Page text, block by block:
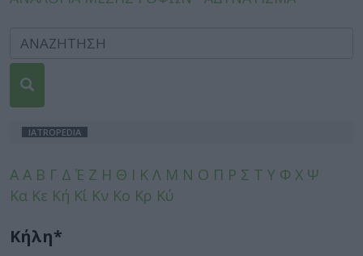
IATROPEDIA
A Α Β Γ Δ Έ Ζ Η Θ Ι Κ Λ Μ Ν Ο Π Ρ Σ Τ Υ Φ Χ Ψ
Κα Κε Κή Κί Κν Κο Κρ Κύ
Κήλη*